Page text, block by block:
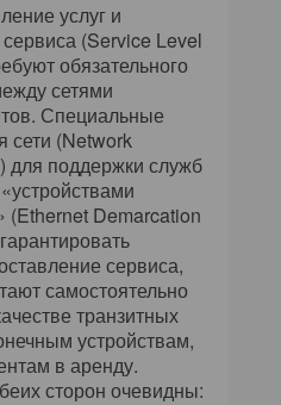
услуг и
(Service Level
обязательного
сетями
Специальные
сети (Network
для поддержки служб
(Ethernet Demarcation
сервиса,
самостоятельно
транзитных
устройствам,
в аренду.
сторон очевидны: